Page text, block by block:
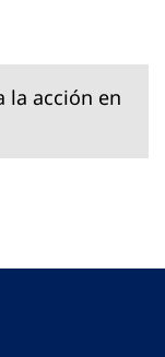
la acción en